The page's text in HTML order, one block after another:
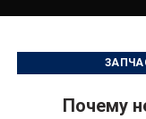
УСТРАНЕНИЕ
Почему